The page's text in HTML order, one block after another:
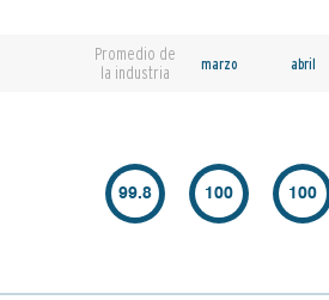
Promedio de
la industria
marzo abril
99.8 100 100